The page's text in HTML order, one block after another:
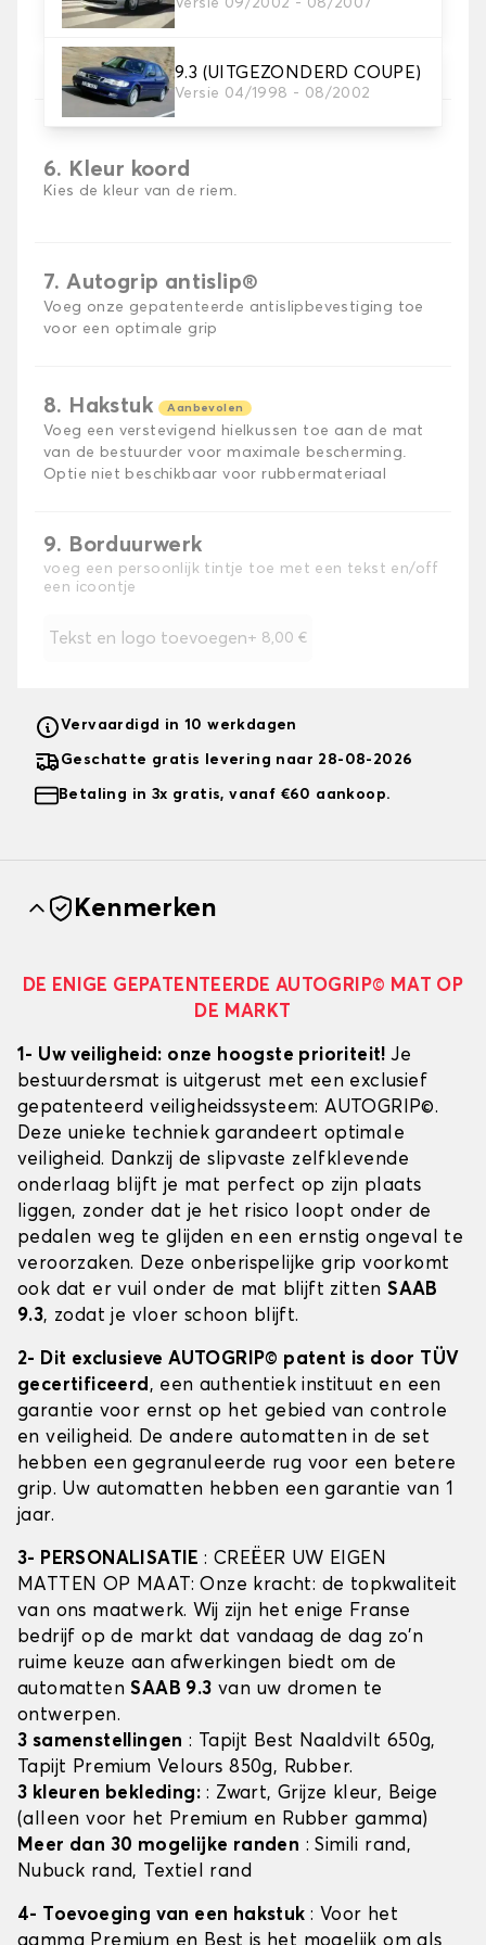
Versie 09/2002 - 08/2007
9.3 (UITGEZONDERD COUPE)
Versie 04/1998 - 08/2002
5. Materiaal riem
Kies het materiaal voor de riem.
6. Kleur koord
Kies de kleur van de riem.
7. Autogrip antislip®
Voeg onze gepatenteerde antislipbevestiging toe
voor een optimale grip
8. Hakstuk Aanbevolen
Voeg een verstevigend hielkussen toe aan de mat
van de bestuurder voor maximale bescherming.
Optie niet beschikbaar voor rubbermateriaal
9. Borduurwerk
voeg een persoonlijk tintje toe met een tekst en/off
een icoontje
Tekst en logo toevoegen+ 8,00 €
Vervaardigd in 10 werkdagen
Geschatte gratis levering naar 28-08-2026
Betaling in 3x gratis, vanaf €60 aankoop.
Kenmerken
DE ENIGE GEPATENTEERDE AUTOGRIP© MAT OP
DE MARKT
1- Uw veiligheid: onze hoogste prioriteit!Je
bestuurdersmat is uitgerust met een exclusief
gepatenteerd veiligheidssysteem: AUTOGRIP©.
Deze unieke techniek garandeert optimale
veiligheid. Dankzij de slipvaste zelfklevende
onderlaag blijft je mat perfect op zijn plaats
liggen, zonder dat je het risico loopt onder de
pedalen weg te glijden en een ernstig ongeval te
veroorzaken. Deze onberispelijke grip voorkomt
ook dat er vuil onder de mat blijft zittenSAAB
9.3, zodat je vloer schoon blijft.
2- Dit exclusieve AUTOGRIP© patent is door TÜV
gecertificeerd, een authentiek instituut en een
garantie voor ernst op het gebied van controle
en veiligheid. De andere automatten in de set
hebben een gegranuleerde rug voor een betere
grip. Uw automatten hebben een garantie van 1
jaar.
3- PERSONALISATIE: CREËER UW EIGEN
MATTEN OP MAAT: Onze kracht: de topkwaliteit
van ons maatwerk. Wij zijn het enige Franse
bedrijf op de markt dat vandaag de dag zo'n
ruime keuze aan afwerkingen biedt om de
automattenSAAB 9.3 van uw dromen te
ontwerpen.
3 samenstellingen : Tapijt Best Naaldvilt 650g,
Tapijt Premium Velours 850g, Rubber.
3 kleuren bekleding: : Zwart, Grijze kleur, Beige
(alleen voor het Premium en Rubber gamma)
Meer dan 30 mogelijke randen : Simili rand,
Nubuck rand, Textiel rand
4- Toevoeging van een hakstuk : Voor het